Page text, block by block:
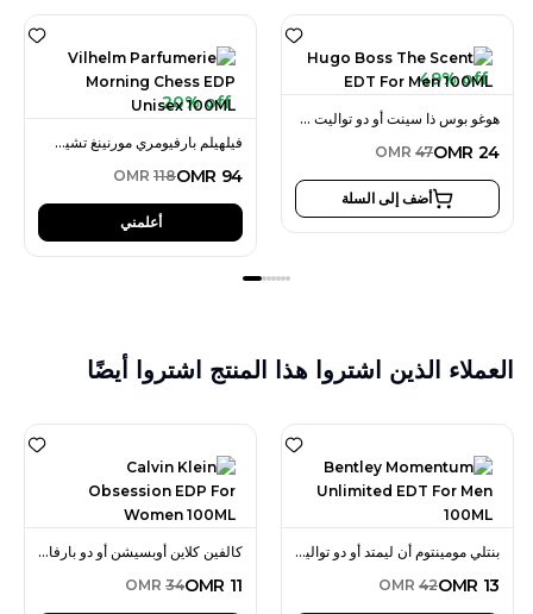
20% off
فيلهيلم بارفيومري مورنينغ تشيس أو دو بارفان 100 مل للجنسين
OMR 94
OMR 118
أعلمني
49% off
هوغو بوس ذا سينت أو دو تواليت 100 مل للرجال
OMR 24
OMR 47
أضف إلى السلة
العملاء الذين اشتروا هذا المنتج اشتروا أيضًا
كالفين كلاين أوبسيشن أو دو بارفان 100 مل للنساء
OMR 11
OMR 34
بنتلي مومينتوم أن ليمتد أو دو تواليت 100 مل للرجال
OMR 13
OMR 42